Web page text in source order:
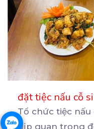
đặt tiệc nấu cỗ
Tổ chức tiệc
dịp quan trọng